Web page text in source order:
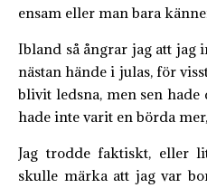
ensam eller man bara
Ibland så ångrar jag att jag
nästan hände i julas, för
blivit ledsna, men sen
hade inte varit en börda
Jag trodde faktiskt, eller
skulle märka att jag var